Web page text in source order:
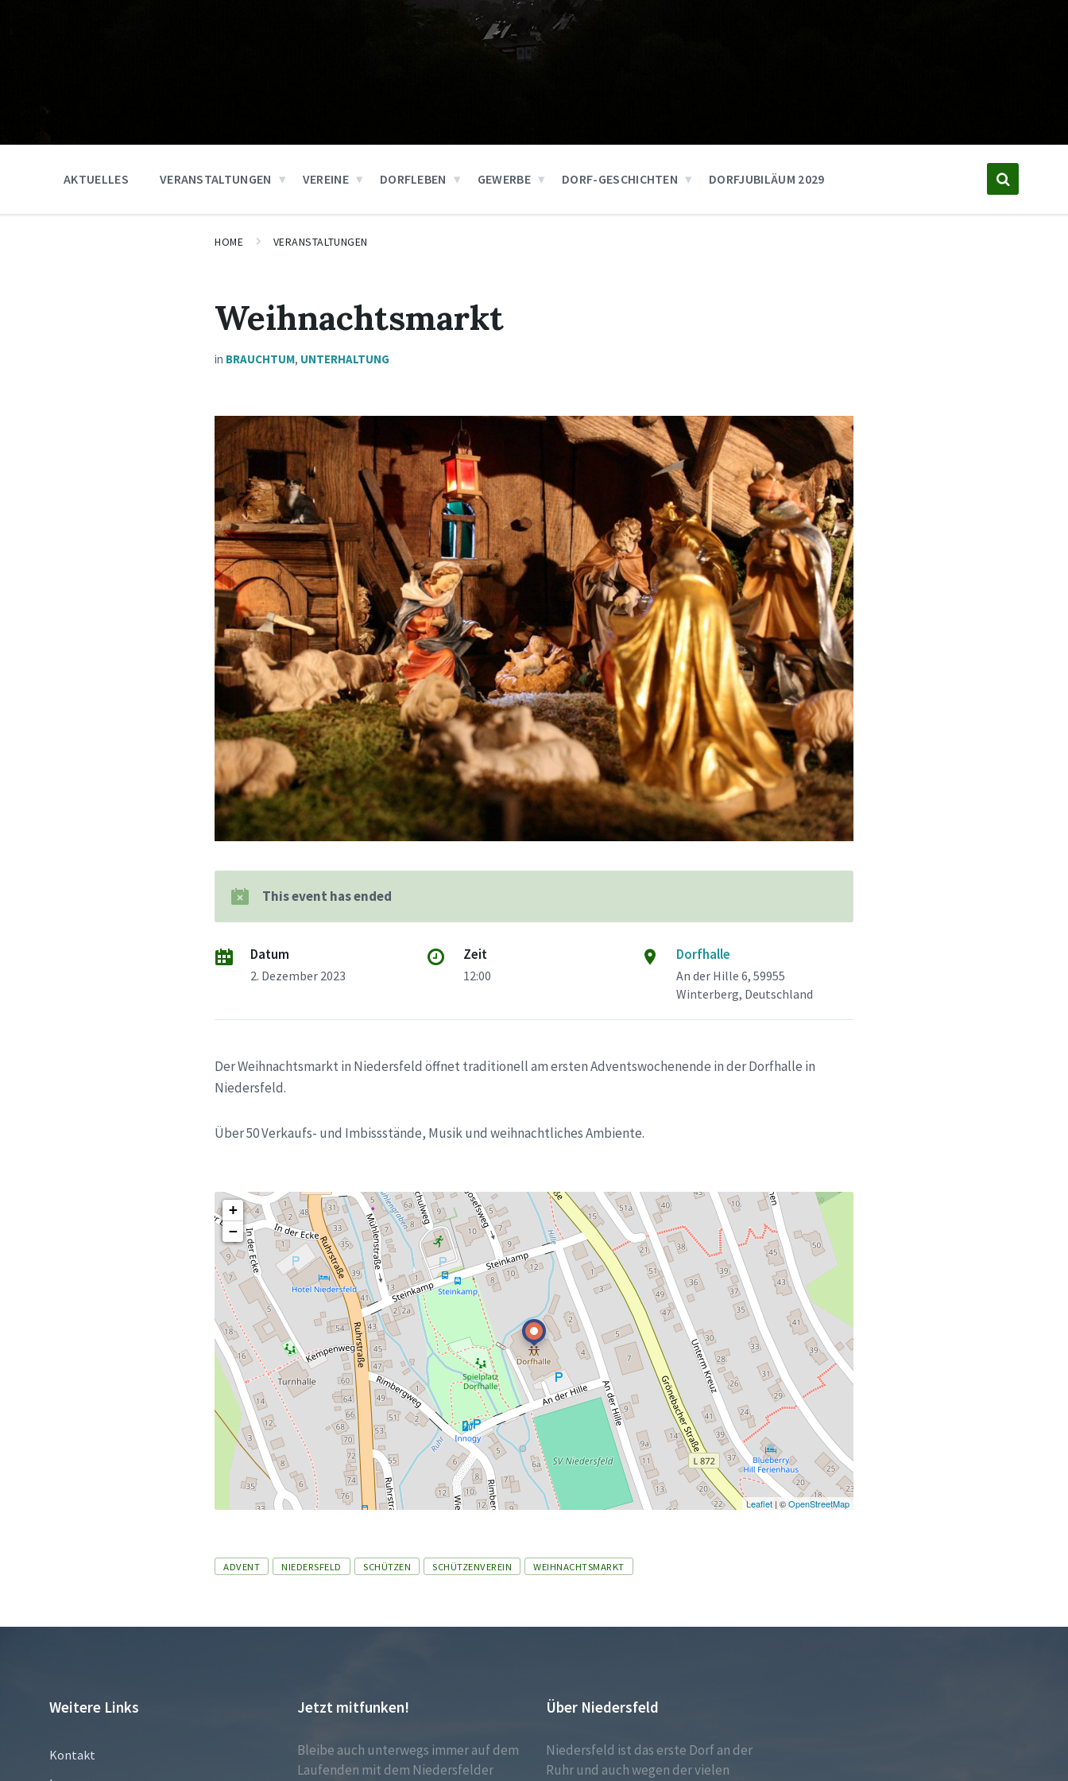
AKTUELLES VERANSTALTUNGEN VEREINE DORFLEBEN GEWERBE DORF-GESCHICHTEN DORFJUBILÄUM 2029
HOME VERANSTALTUNGEN
Weihnachtsmarkt
in BRAUCHTUM, UNTERHALTUNG
This event has ended
Datum
2. Dezember 2023
Zeit
12:00
Dorfhalle
An der Hille 6, 59955
Winterberg, Deutschland
Der Weihnachtsmarkt in Niedersfeld öffnet traditionell am ersten Adventswochenende in der Dorfhalle in
Niedersfeld.
Über 50 Verkaufs- und Imbissstände, Musik und weihnachtliches Ambiente.
+
−
Leaflet| ©OpenStreetMap
Tags
ADVENT NIEDERSFELD SCHÜTZEN SCHÜTZENVEREIN WEIHNACHTSMARKT
Weitere Links
Kontakt
Jetzt mitfunken!
Bleibe auch unterwegs immer auf dem
Laufenden mit dem Niedersfelder
Über Niedersfeld
Niedersfeld ist das erste Dorf an der
Ruhr und auch wegen der vielen